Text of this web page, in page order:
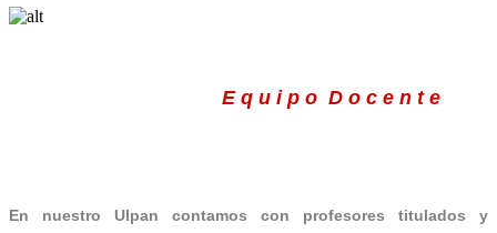
E q u i p o D o c e n t e
En nuestro Ulpan contamos con profesores titulados y